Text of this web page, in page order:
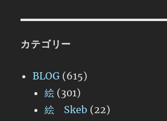
カテゴリー
BLOG (615)
絵 (301)
絵 Skeb (22)